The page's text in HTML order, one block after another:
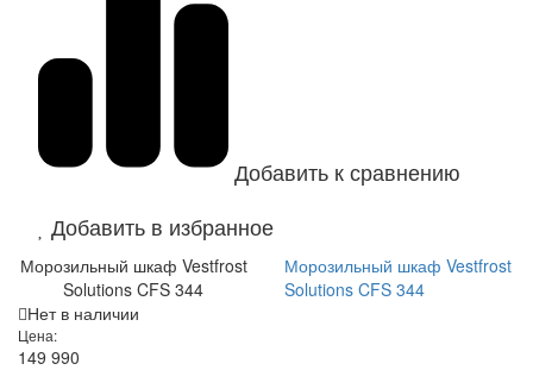
Добавить к сравнению
Добавить в избранное
Морозильный шкаф Vestfrost
Solutions CFS 344
Морозильный шкаф Vestfrost
Solutions CFS 344
Нет в наличии
Цена:
149 990